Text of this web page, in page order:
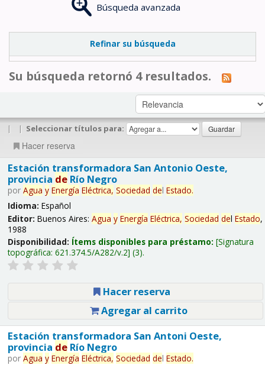
Búsqueda avanzada
Refinar su búsqueda
Su búsqueda retornó 4 resultados.
| | Seleccionar títulos para:
Hacer reserva
Estación transformadora San Antonio Oeste,
provincia deRío Negro
por Agua y Energía Eléctrica, Sociedad del Estado.
Idioma: Español
Editor: Buenos Aires: Agua y Energía Eléctrica, Sociedad del Estado,
1988
Disponibilidad: Ítems disponibles para préstamo: Signatura
topográfica: 621.374.5/A282/v.2 (3).
Hacer reserva
Agregar al carrito
Estación transformadora San Antoni Oeste,
provincia deRío Negro
por Agua y Energía Eléctrica, Sociedad del Estado.